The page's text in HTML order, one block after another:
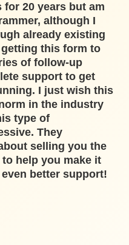
for 20 years but am
although I
already existing
this form to
of follow-up
support to get
I just wish this
in the industry
type of
They
selling you the
help you make it
better support!